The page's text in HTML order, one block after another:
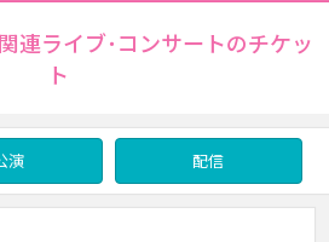
連ライブ･コンサートのチケッ
ト
演 配信